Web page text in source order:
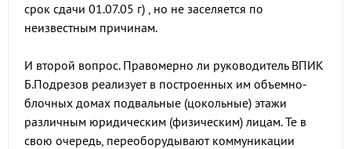
срок сдачи 01.07.05 г) , но не заселяется по
неизвестным причинам.
И второй вопрос. Правомерно ли руководитель ВПИК
Б.Подрезов реализует в построенных им объемно-
блочных домах подвальные (цокольные) этажи
различным юридическим (физическим) лицам. Те в
свою очередь, переоборудывают коммуникации